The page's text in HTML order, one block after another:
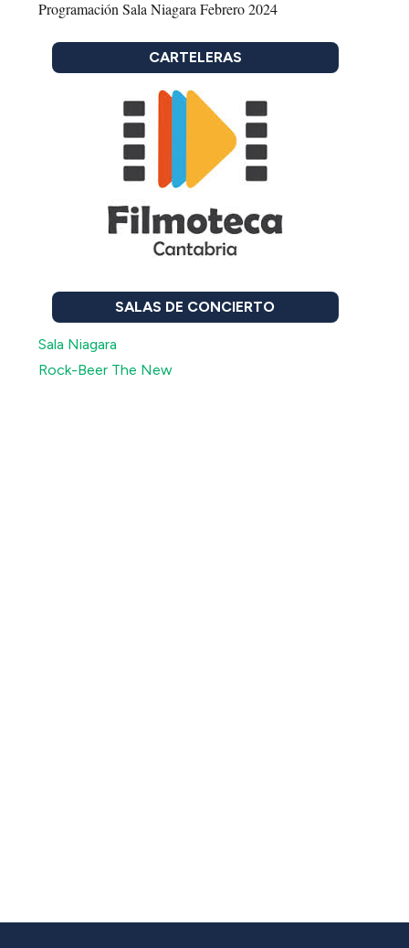
Programación Sala Niagara Febrero 2024
CARTELERAS
SALAS DE CONCIERTO
Sala Niagara
Rock-Beer The New